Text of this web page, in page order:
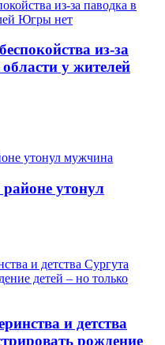
из-за
у жителей
утонул
и детства
рождение